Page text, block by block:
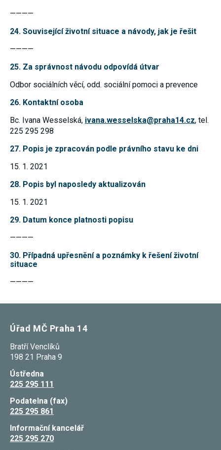
————
24. Související životní situace a návody, jak je řešit
————
25. Za správnost návodu odpovídá útvar
Odbor sociálních věcí, odd. sociální pomoci a prevence
26. Kontaktní osoba
Bc. Ivana Wesselská, ivana.wesselska@praha14.cz, tel.
225 295 298
27. Popis je zpracován podle právního stavu ke dni
15. 1. 2021
28. Popis byl naposledy aktualizován
15. 1. 2021
29. Datum konce platnosti popisu
————
30. Případná upřesnění a poznámky k řešení životní
situace
————
Úřad MČ Praha 14
Bratří Venclíků
198 21 Praha 9
Ústředna
225 295 111
Podatelna (fax)
225 295 861
Informační kancelář
225 295 270
přizpůsobených